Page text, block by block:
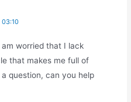
03:10
worried that I lack
that makes me full of
question, can you help